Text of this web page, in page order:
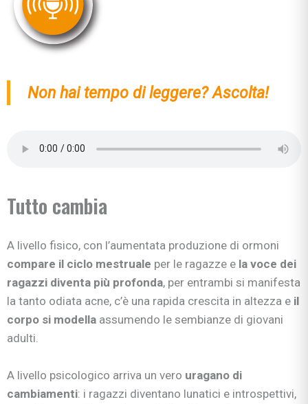
Non hai tempo di leggere? Ascolta!
Tutto cambia
A livello fisico, con l’aumentata produzione di ormoni
compare il ciclo mestruale per le ragazze e la voce dei
ragazzi diventa più profonda, per entrambi si manifesta
la tanto odiata acne, c’è una rapida crescita in altezza e il
corpo si modella assumendo le sembianze di giovani
adulti.
A livello psicologico arriva un vero uragano di
cambiamenti: i ragazzi diventano lunatici e introspettivi,